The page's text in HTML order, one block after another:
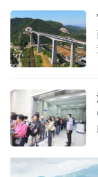
以及12万平方米非
化、沉浸式的夏日
本届啤酒节场地全